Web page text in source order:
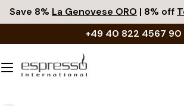
Zum
Inhalt
Save 8% La Genovese ORO | 8% off
+49 40 822 4567 90